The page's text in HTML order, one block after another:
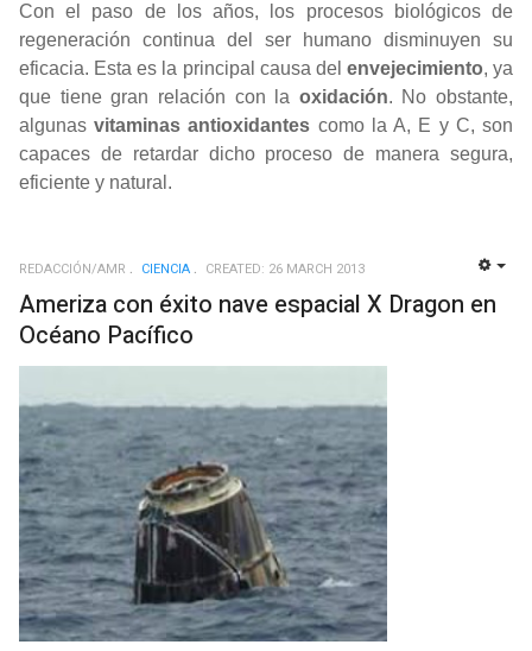
Con el paso de los años, los procesos biológicos de
regeneración continua del ser humano disminuyen su
eficacia. Esta es la principal causa del envejecimiento, ya
que tiene gran relación con la oxidación. No obstante,
algunasvitaminas antioxidantes como la A, E y C, son
capaces de retardar dicho proceso de manera segura,
eficiente y natural.
REDACCIÓN/AMR CIENCIA CREATED: 26 MARCH 2013
Ameriza con éxito nave espacial X Dragon en
Océano Pacífico